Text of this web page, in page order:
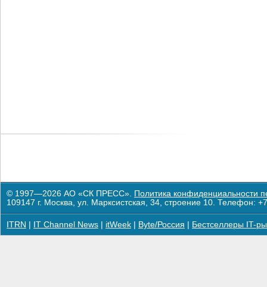
© 1997—2026 АО «СК ПРЕСС». Политика конфиденциальности
109147 г. Москва, ул. Марксистская, 34, строение 10. Телефон:
ITRN IT Channel News itWeek Byte/Россия Бестселлеры IT-